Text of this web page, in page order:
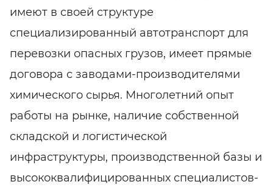
имеют в своей структуре
специализированный автотранспорт для
перевозки опасных грузов, имеет прямые
договора с заводами-производителями
химического сырья. Многолетний опыт
работы на рынке, наличие собственной
складской и логистической
инфраструктуры, производственной базы и
высококвалифицированных специалистов-